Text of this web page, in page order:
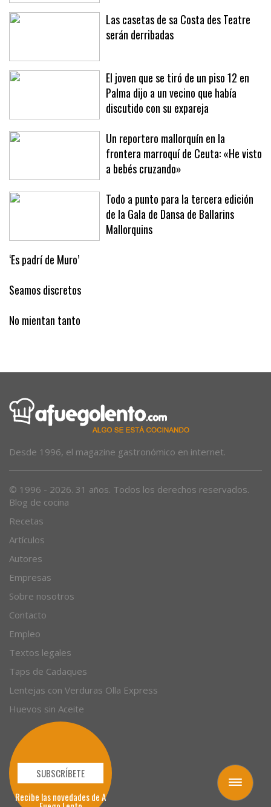
Toggle
navigation
Las casetas de sa Costa des Teatre
serán derribadas
El joven que se tiró de un piso 12 en
Palma dijo a un vecino que había
discutido con su expareja
Un reportero mallorquín en la
frontera marroquí de Ceuta: «He visto
a bebés cruzando»
Todo a punto para la tercera edición
de la Gala de Dansa de Ballarins
Mallorquins
‘Es padrí de Muro’
Seamos discretos
No mientan tanto
Desde 1996, el magazine gastronómico en internet.
© 1996 - 2026. 31 años. Todos los derechos reservados.
Blog de cocina
Recetas
Artículos
Autores
Empresas
Sobre nosotros
Contacto
Empleo
Textos legales
Taps de Cadaques
Lentejas con Verduras Olla Express
Huevos sin Aceite
SUBSCRÍBETE
Recibe las novedades de A